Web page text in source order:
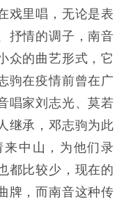
戏里唱，无论是表
抒情的调子，南音
众的曲艺形式，它
驹在疫情前曾在广
唱家刘志光、莫若
继承，邓志驹为此
中山，为他们录
都比较少，现在的
牌，而南音这种传